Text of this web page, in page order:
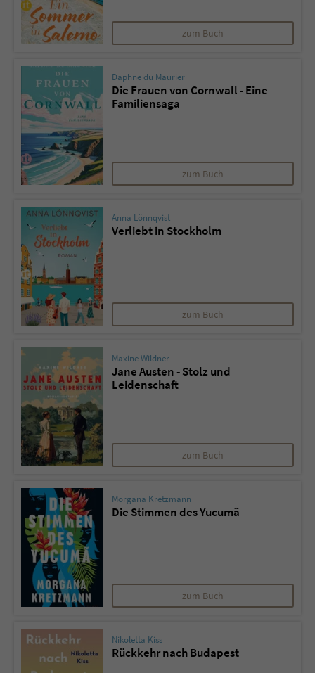
zum Buch
Daphne du Maurier
Die Frauen von Cornwall - Eine
Familiensaga
zum Buch
Anna Lönnqvist
Verliebt in Stockholm
zum Buch
Maxine Wildner
Jane Austen - Stolz und
Leidenschaft
zum Buch
Morgana Kretzmann
Die Stimmen des Yucumã
zum Buch
Nikoletta Kiss
Rückkehr nach Budapest